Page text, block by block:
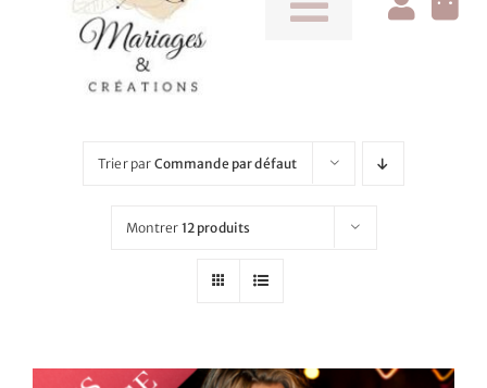
Toggle
Pour la mariée
Pour une soirée
Trier par Commande par défaut
Montrer 12 produits